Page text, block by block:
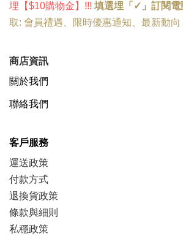
埋 【$10購物金 】!!! 填選埋「✓」訂閱電
取: 會員禮遇 限時優惠通知、 最新動向
商店資訊
關於我們
聯絡我們
客戶服務
運送政策
付款方式
退換貨政策
條款與細則
私穩政策